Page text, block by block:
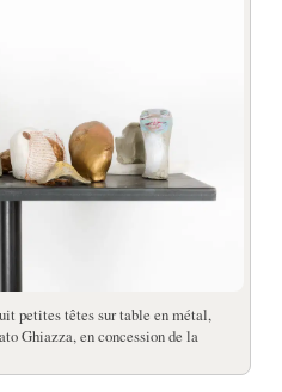
petites têtes sur table en métal,
Ghiazza, en concession de la